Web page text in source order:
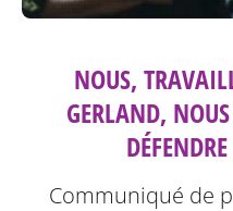
NOUS,
GERLAND,
Communiqué de